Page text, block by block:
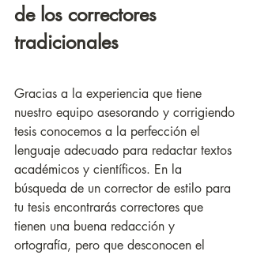
de los correctores
tradicionales
Gracias a la experiencia que tiene
nuestro equipo asesorando y corrigiendo
tesis conocemos a la perfección el
lenguaje adecuado para redactar textos
académicos y científicos. En la
búsqueda de un corrector de estilo para
tu tesis encontrarás correctores que
tienen una buena redacción y
ortografía, pero que desconocen el